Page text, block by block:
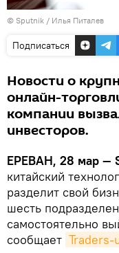
© Sputnik / Илья Питалев
Подписаться
Новости о
онлайн-
компании
инвесторов.
ЕРЕВАН, 28 мар —
китайский
разделит свой
шесть
самостоятельно
сообщает Traders-